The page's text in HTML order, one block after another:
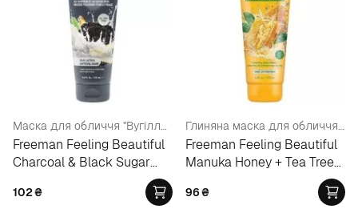
Маска для обличчя "Вугілля - чорний цукор"
Freeman Feeling Beautiful
Charcoal & Black Sugar
102₴
Глиняна маска для обличчя "Мед Манука та олія чайного дерева"
Freeman Feeling Beautiful
Manuka Honey + Tea Tree
96₴